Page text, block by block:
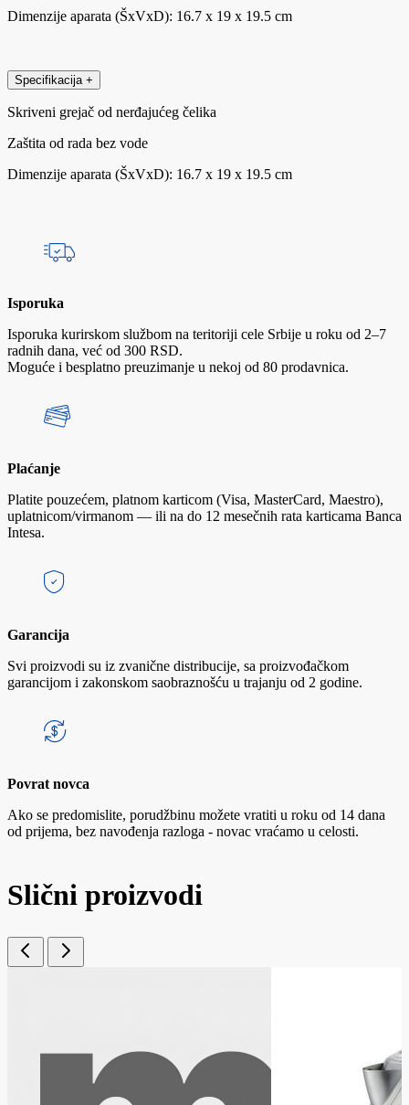
Dimenzije aparata (ŠxVxD): 16.7 x 19 x 19.5 cm
Specifikacija +
Skriveni grejač od nerđajućeg čelika
Zaštita od rada bez vode
Dimenzije aparata (ŠxVxD): 16.7 x 19 x 19.5 cm
Isporuka
Isporuka kurirskom službom na teritoriji cele Srbije u roku od 2–7
radnih dana, već od 300 RSD.
Moguće i besplatno preuzimanje u nekoj od 80 prodavnica.
Plaćanje
Platite pouzećem, platnom karticom (Visa, MasterCard, Maestro),
uplatnicom/virmanom — ili na do 12 mesečnih rata karticama Banca
Intesa.
Garancija
Svi proizvodi su iz zvanične distribucije, sa proizvođačkom
garancijom i zakonskom saobraznošću u trajanju od 2 godine.
Povrat novca
Ako se predomislite, porudžbinu možete vratiti u roku od 14 dana
od prijema, bez navođenja razloga - novac vraćamo u celosti.
Slični proizvodi